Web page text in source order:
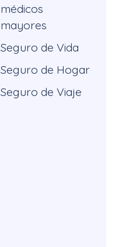
médicos
mayores
Seguro de Vida
Seguro de Hogar
Seguro de Viaje